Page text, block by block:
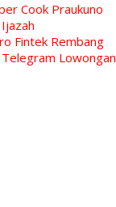
Cook Praukuno
Fintek Rembang
Lowongan